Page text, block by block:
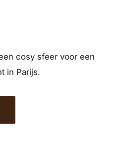
cosy sfeer voor een
in Parijs.